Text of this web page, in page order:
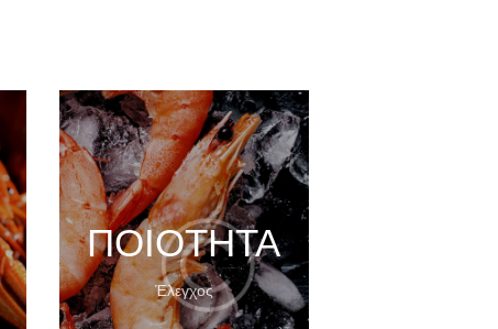
ΠΟΙΌΤΗΤΑ
Έλεγχος